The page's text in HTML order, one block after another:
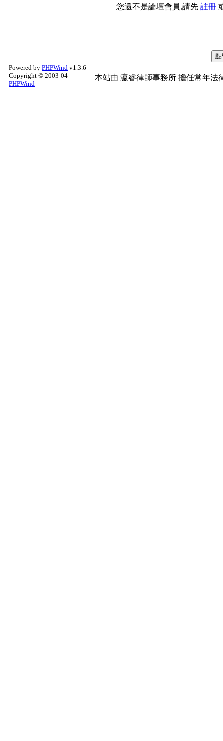
您還不是論壇會員,請先 註冊
Powered by PHPWind v1.3.6
Copyright © 2003-04
PHPWind
本站由 瀛睿律師事務所 擔任常年法